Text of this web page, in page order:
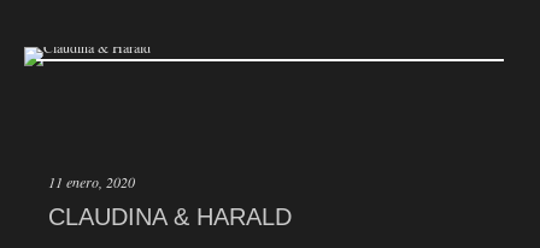
11 enero, 2020
CLAUDINA & HARALD